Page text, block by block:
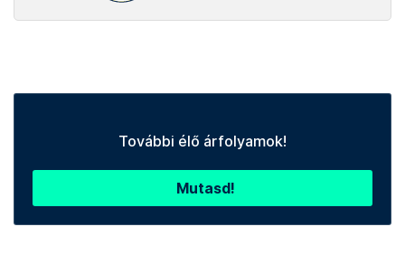
További élő árfolyamok!
Mutasd!